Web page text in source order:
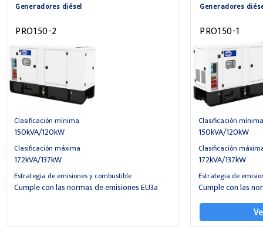
Generadores diésel
PRO150-2
Clasificación mínima
150kVA/120kW
Clasificación máxima
172kVA/137kW
Estrategia de emisiones y combustible
Cumple con las normas de emisiones EU3a
Generadores
PRO150-1
Clasificación mínima
150kVA/120kW
Clasificación
172kVA/137kW
Estrategia de
Cumple con las